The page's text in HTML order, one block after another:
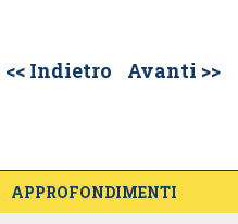
<< Indietro Avanti >>
APPROFONDIMENTI